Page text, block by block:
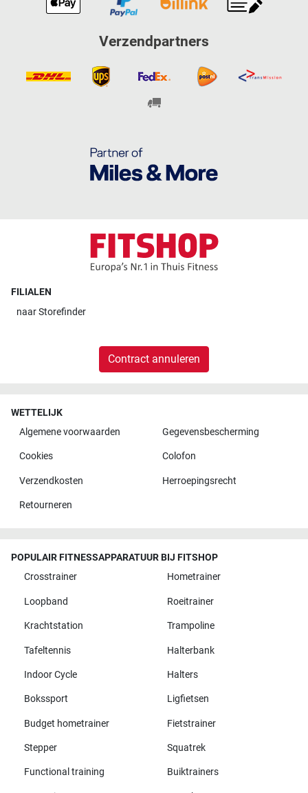
Verzendpartners
FILIALEN
naarStorefinder
Contract annuleren
WETTELIJK
Algemene voorwaarden
Gegevensbescherming
Cookies Colofon
Verzendkosten Herroepingsrecht
Retourneren
POPULAIR FITNESSAPPARATUUR BIJ FITSHOP
Crosstrainer
Hometrainer
Loopband Roeitrainer
Krachtstation Trampoline
Tafeltennis Halterbank
Indoor Cycle Halters
Bokssport Ligfietsen
Budget hometrainer Fietstrainer
Stepper Squatrek
Functional training Buiktrainers